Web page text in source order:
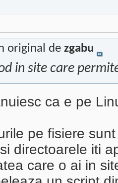
original de zgabu
in site care
ca e pe
pe fisiere
directoarele iti
care o ai in